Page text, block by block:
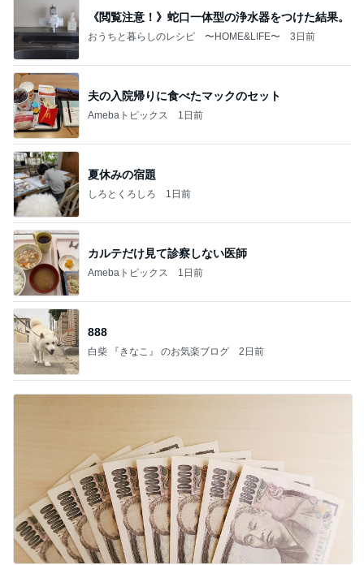
《閲覧注意！》蛇口一体型の浄水器をつけた結果。
おうちと暮らしのレシピ 〜HOME&LIFE〜 3日前
夫の入院帰りに食べたマックのセット
Amebaトピックス 1日前
夏休みの宿題
しろとくろしろ 1日前
カルテだけ見て診察しない医師
Amebaトピックス 1日前
888
白柴 『きなこ』 のお気楽ブログ 2日前